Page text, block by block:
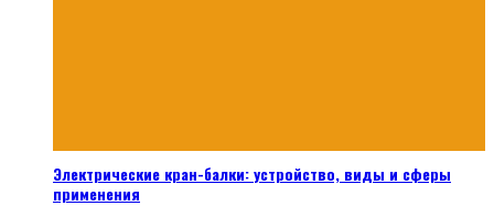
Электрические кран-балки: устройство, виды и сферы
применения